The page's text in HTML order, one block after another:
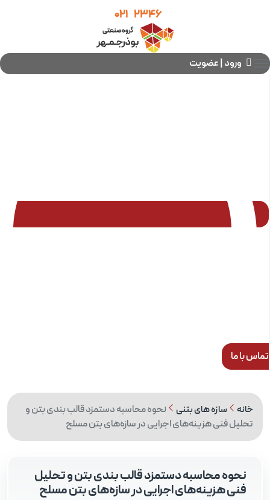
021 2346
ورود | عضویت
با ما
خانه سازه های بتنی
نحوه محاسبه دستمزد قالب‌ بندی بتن و
تحلیل فنی هزینه‌های اجرایی در سازه‌های بتن مسلح
نحوه محاسبه دستمزد قالب‌ بندی بتن و تحلیل
فنی هزینه‌های اجرایی در سازه‌های بتن مسلح